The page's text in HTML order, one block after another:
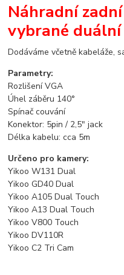
Náhradní
vybrané
Dodáváme včetně kabeláže,
Parametry:
Rozlišení VGA
Úhel záběru 140°
Spínač couvání
Konektor: 5pin / 2,5" jack
Délka kabelu: cca 5m
Určeno pro kamery:
Yikoo W131 Dual
Yikoo GD40 Dual
Yikoo A105 Dual Touch
Yikoo A13 Dual Touch
Yikoo V800 Touch
Yikoo DV110R
Yikoo C2 Tri Cam